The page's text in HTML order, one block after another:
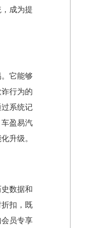
成为提
它能够
行为的
系统记
盈易汽
升级。
数据和
扣，既
员专享